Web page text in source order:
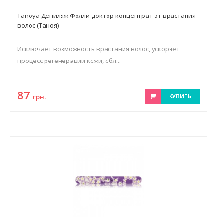
Tanoya Депиляж Фолли-доктор концентрат от врастания
волос (Таноя)
Исключает возможность врастания волос, ускоряет
процесс регенерации кожи, обл...
87 грн. КУПИТЬ